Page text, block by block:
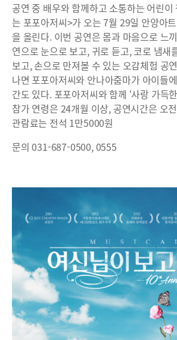
공연 중 배우와 함께하고 소통하는 어린
는 포포아저씨>가 오는 7월 29일 안양아
을 올린다. 이번 공연은 몸과 마음으로 느
연으로 눈으로 보고, 귀로 듣고, 코로 냄새
보고, 손으로 만져볼 수 있는 오감체험 공
나면 포포아저씨와 안나아줌마가 아이들
간도 있다. 포포아저씨와 함께 ‘사랑 가득
참가 연령은 24개월 이상, 공연시간은 오
관람료는 전석 1만5000원
문의 031-687-0500, 0555